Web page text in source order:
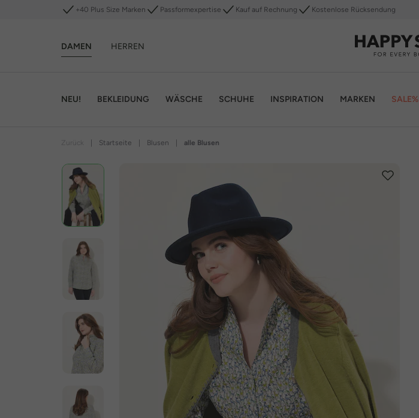
+40 Plus Size Marken Passformexpertise Kauf auf Rechnung Kostenlose Rücksendung
DAMEN HERREN
NEU! BEKLEIDUNG WÄSCHE SCHUHE INSPIRATION MARKEN SALE%
Startseite Blusen alle Blusen